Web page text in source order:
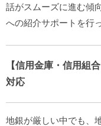
話がスムーズに進む傾
への紹介サポートを行
【信用金庫・信用組
対応
地銀が厳しい中でも、